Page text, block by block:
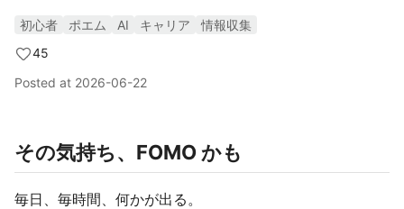
初心者 ポエム AI キャリア
情報収集
45
Posted at 2026-06-22
その気持ち、FOMO かも
毎日、毎時間、何かが出る。